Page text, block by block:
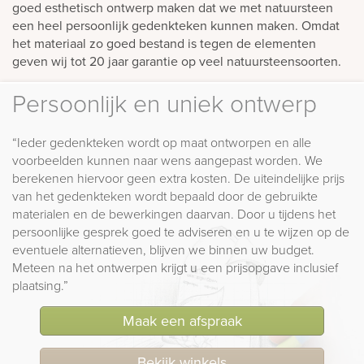
goed esthetisch ontwerp maken dat we met natuursteen
een heel persoonlijk gedenkteken kunnen maken. Omdat
het materiaal zo goed bestand is tegen de elementen
geven wij tot 20 jaar garantie op veel natuursteensoorten.
Persoonlijk en uniek ontwerp
“Ieder gedenkteken wordt op maat ontworpen en alle
voorbeelden kunnen naar wens aangepast worden. We
berekenen hiervoor geen extra kosten. De uiteindelijke prijs
van het gedenkteken wordt bepaald door de gebruikte
materialen en de bewerkingen daarvan. Door u tijdens het
persoonlijke gesprek goed te adviseren en u te wijzen op de
eventuele alternatieven, blijven we binnen uw budget.
Meteen na het ontwerpen krijgt u een prijsopgave inclusief
plaatsing.”
Maak een afspraak